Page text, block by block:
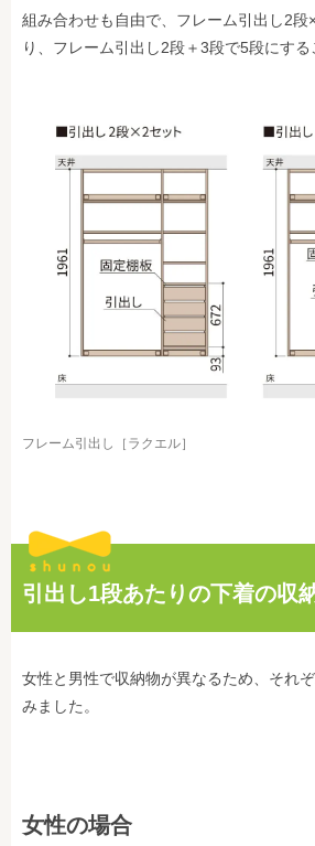
組み合わせも自由で、フレーム引出し2段
り、フレーム引出し2段＋3段で5段にする
フレーム引出し［ラクエル］
引出し1段あたりの下着の収
女性と男性で収納物が異なるため、それ
みました。
女性の場合